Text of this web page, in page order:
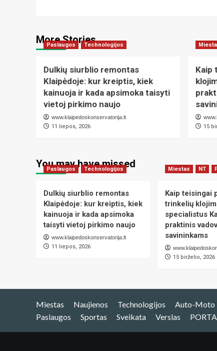
More Stories
Paslaugos Technologijos
Dulkių siurblio remontas
Klaipėdoje: kur kreiptis, kiek
kainuoja ir kada apsimoka taisyti
vietoj pirkimo naujo
www.klaipedoskonservatorija.lt
11 liepos, 2026
Kaip
15
You may have missed
Paslaugos Technologijos
Dulkių siurblio remontas
Klaipėdoje: kur kreiptis, kiek
kainuoja ir kada apsimoka
taisyti vietoj pirkimo naujo
www.klaipedoskonservatorija.lt
11 liepos, 2026
Miestas NT
Kaip teisingai
trinkelių
specialistus
praktinis
savininkams
15 birželio, 2026
Miestas Naujienos Technologijos Auto-Moto
Paslaugos
Sportas Sveikata Verslas